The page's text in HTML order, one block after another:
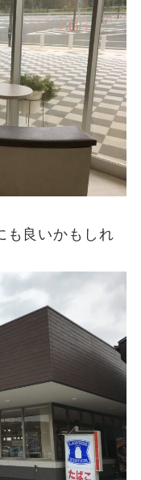
も良いかもしれ